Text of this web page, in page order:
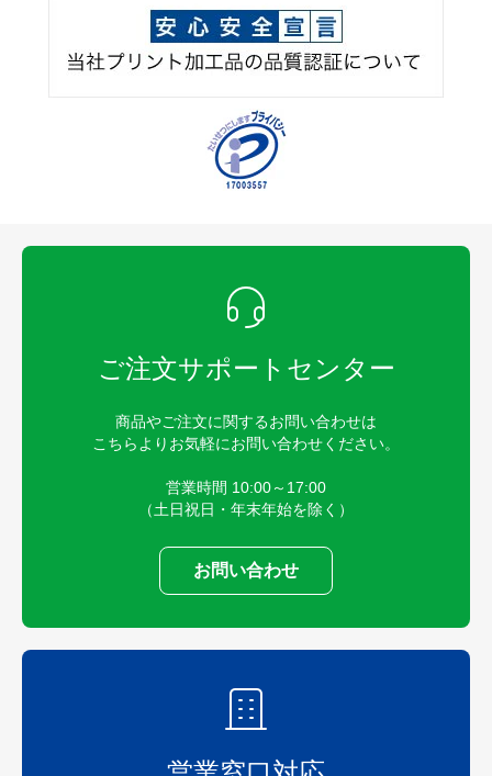
ご注文サポートセンター
商品やご注文に関するお問い合わせは
こちらよりお気軽にお問い合わせください。
営業時間 10:00～17:00
（土日祝日・年末年始を除く）
お問い合わせ